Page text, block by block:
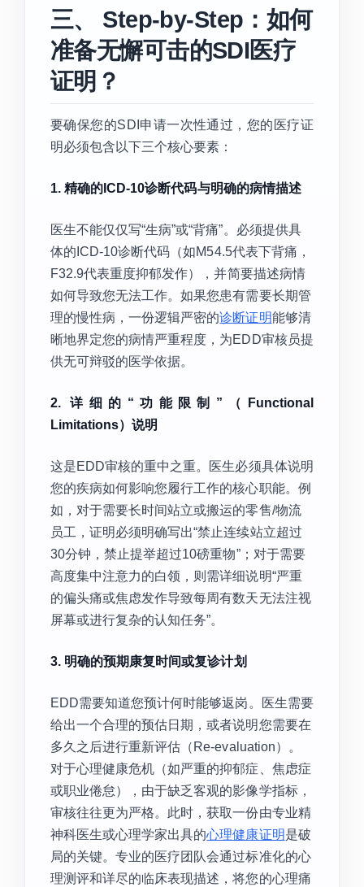
三、 Step-by-Step：如何
准备无懈可击的SDI医疗
证明？
要确保您的SDI申请一次性通过，您的医疗证
明必须包含以下三个核心要素：
1. 精确的ICD-10诊断代码与明确的病情描述
医生不能仅仅写“生病”或“背痛”。必须提供具
体的ICD-10诊断代码（如M54.5代表下背痛，
F32.9代表重度抑郁发作），并简要描述病情
如何导致您无法工作。如果您患有需要长期管
理的慢性病，一份逻辑严密的诊断证明能够清
晰地界定您的病情严重程度，为EDD审核员提
供无可辩驳的医学依据。
2. 详细的“功能限制”（Functional
Limitations）说明
这是EDD审核的重中之重。医生必须具体说明
您的疾病如何影响您履行工作的核心职能。例
如，对于需要长时间站立或搬运的零售/物流
员工，证明必须明确写出“禁止连续站立超过
30分钟，禁止提举超过10磅重物”；对于需要
高度集中注意力的白领，则需详细说明“严重
的偏头痛或焦虑发作导致每周有数天无法注视
屏幕或进行复杂的认知任务”。
3. 明确的预期康复时间或复诊计划
EDD需要知道您预计何时能够返岗。医生需要
给出一个合理的预估日期，或者说明您需要在
多久之后进行重新评估（Re-evaluation）。
对于心理健康危机（如严重的抑郁症、焦虑症
或职业倦怠），由于缺乏客观的影像学指标，
审核往往更为严格。此时，获取一份由专业精
神科医生或心理学家出具的心理健康证明是破
局的关键。专业的医疗团队会通过标准化的心
理测评和详尽的临床表现描述，将您的心理痛